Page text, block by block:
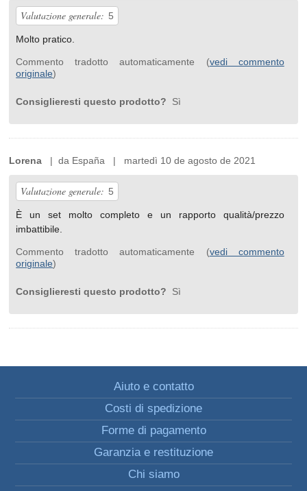
Valutazione generale: 5
Molto pratico.
Commento tradotto automaticamente (vedi commento
originale)
Consiglieresti questo prodotto? Sì
Lorena | da España | martedì 10 de agosto de 2021
Valutazione generale: 5
È un set molto completo e un rapporto qualità/prezzo
imbattibile.
Commento tradotto automaticamente (vedi commento
originale)
Consiglieresti questo prodotto? Sì
Aiuto e contatto
Costi di spedizione
Forme di pagamento
Garanzia e restituzione
Chi siamo